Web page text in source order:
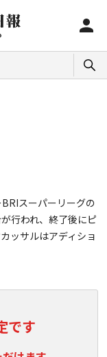
スーパーリーグの
行われ、終了後にピ
ッサルはアディショ
です